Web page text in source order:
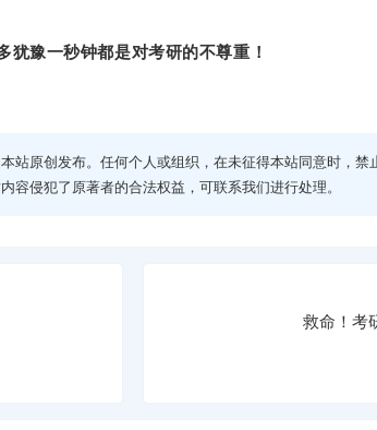
豫一秒钟都是对考研的不尊重！
站原创发布。任何个人或组织，在未征得本站同意时，禁
容侵犯了原著者的合法权益，可联系我们进行处理。
救命！考